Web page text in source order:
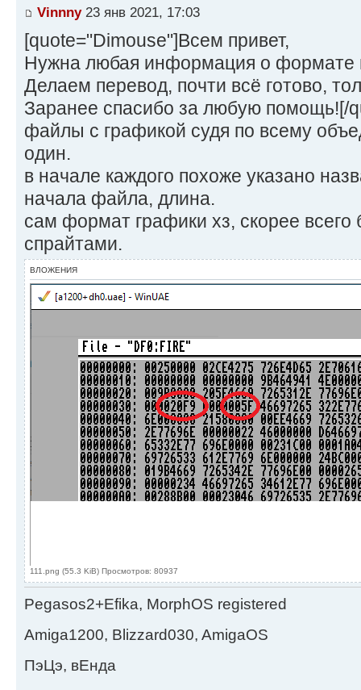
Vinnny23 янв 2021, 17:03
[quote="Dimouse"]Всем привет,
Нужна любая информация о формате
Делаем перевод, почти всё готово,
Заранее спасибо за любую помощь![/
файлы с графикой судя по всему
один.
в начале каждого похоже указано
начала файла, длина.
сам формат графики хз, скорее всего
спрайтами.
ВЛОЖЕНИЯ
111.png (55.3 KiB) Просмотров: 80937
Pegasos2+Efika, MorphOS registered
Amiga1200, Blizzard030, AmigaOS
ПэЦэ, вЕнда